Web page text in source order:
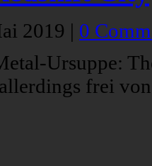
2019 | 0
Ursuppe:
frei